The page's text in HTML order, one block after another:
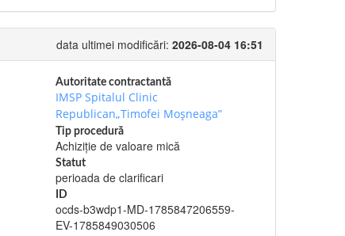
data ultimei modificări: 2026-08-04 16:51
Autoritate contractantă
IMSP Spitalul Clinic
Republican„Timofei Moșneaga”
Tip procedură
Achiziție de valoare mică
Statut
perioada de clarificari
ID
ocds-b3wdp1-MD-1785847206559-
EV-1785849030506